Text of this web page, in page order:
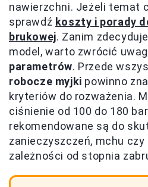
nawierzchni. Jeżeli temat
sprawdź koszty i porady
brukowej. Zanim
model, warto zwrócić
parametrów. Przede
robocze myjki powinno
kryteriów do rozważenia.
ciśnienie od 100 do 180
rekomendowane są do
zanieczyszczeń, mchu czy
zależności od stopnia